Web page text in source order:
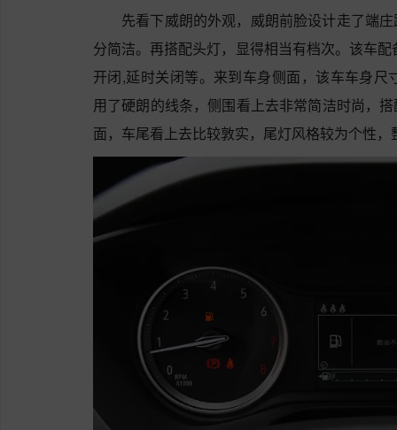
先看下威朗的外观，威朗前脸设计走了端
分简洁。再搭配头灯，显得相当有档次。该车
开闭,延时关闭等。来到车身侧面，该车车身尺
用了硬朗的线条，侧围看上去非常简洁时尚，
面，车尾看上去比较敦实，尾灯风格较为个性